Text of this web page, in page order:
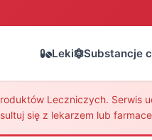
Leki Substancje
Leczniczych. Serwis
się z lekarzem lub